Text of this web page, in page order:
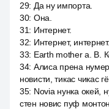
29: Да ну импорта.
30: Она.
31: Интернет.
32: Интернет, интернет.
33: Earth mother a. B.
34: Алиса прена
новисти, тикас чикас
35: Novia нунка окей,
стен новис пуф